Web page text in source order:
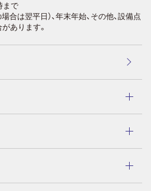
まで
合は翌平日）、年末年始、その他、設備点
あります。